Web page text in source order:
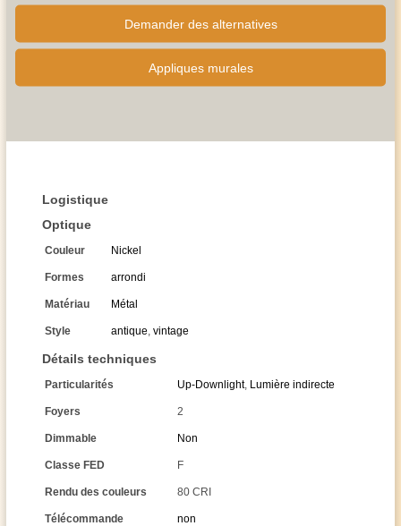
Demander des alternatives
Appliques murales
Logistique
Optique
Couleur Nickel
Formes arrondi
Matériau Métal
Style antique, vintage
Détails techniques
Particularités Up-Downlight, Lumière indirecte
Foyers 2
Dimmable Non
Classe FED F
Rendu des couleurs 80 CRI
Télécommande non